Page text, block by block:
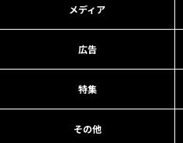
メディア
広告
特集
その他